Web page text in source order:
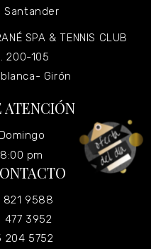
Santander
SPA & TENNIS CLUB
200-105
Girón
ATENCIÓN
pm
821 9588
477 3952
204 5752